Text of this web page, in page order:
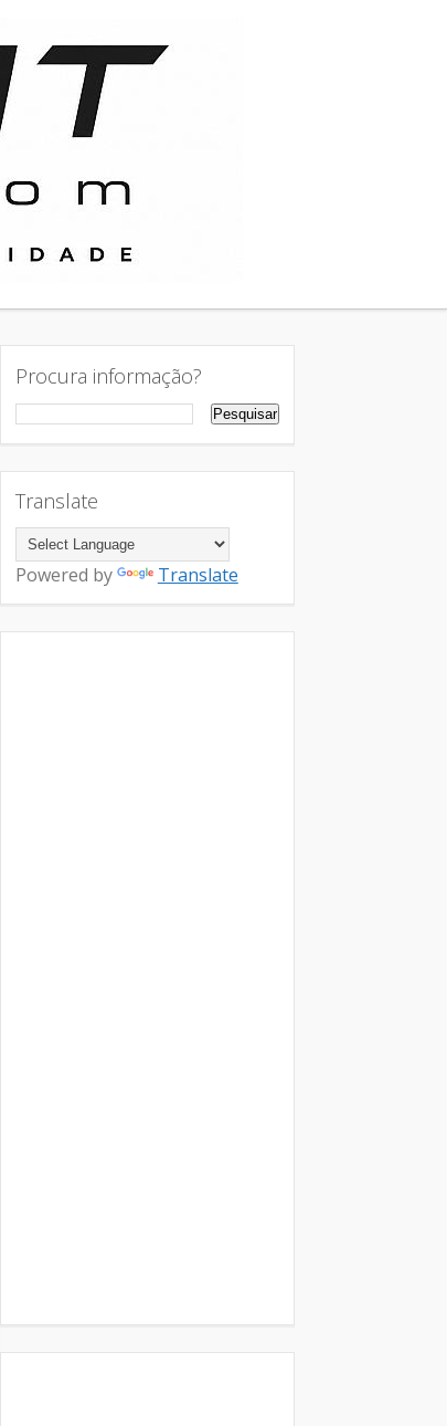
Procura informação?
Translate
Powered by Translate